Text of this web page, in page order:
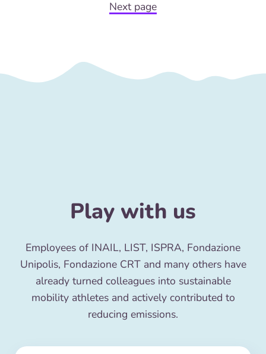
Next page
Play with us
Employees of INAIL, LIST, ISPRA, Fondazione
Unipolis, Fondazione CRT and many others have
already turned colleagues into sustainable
mobility athletes and actively contributed to
reducing emissions.